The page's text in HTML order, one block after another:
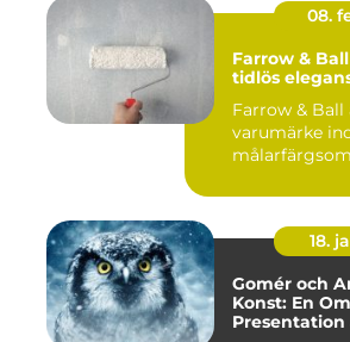
08.
Farrow &
tidlös
Farrow &
varumärke
18.
Gomér och
Konst: En
Presentation